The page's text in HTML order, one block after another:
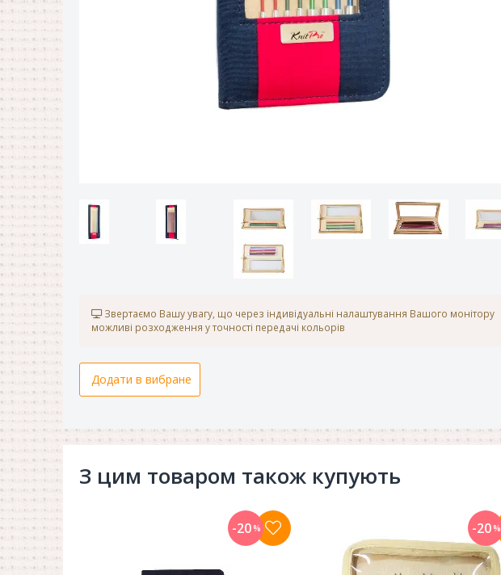
Звертаємо Вашу увагу, що через індивідуальні налаштування Вашого монітору
можливі розходження у точності передачі кольорів
Додати в вибране
З цим товаром також купують
-20% -20%